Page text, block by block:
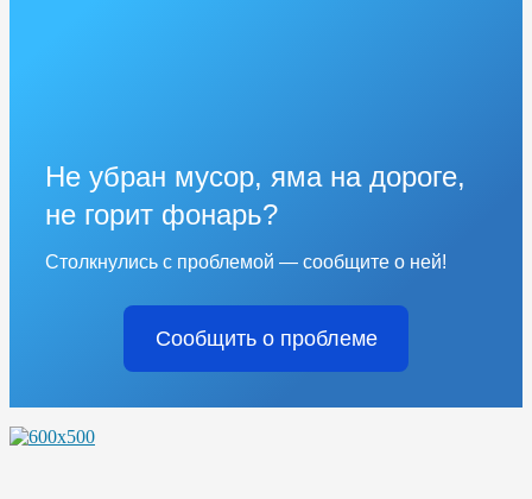
Не убран мусор, яма на дороге,
не горит фонарь?
Столкнулись с проблемой — сообщите о ней!
Сообщить о проблеме